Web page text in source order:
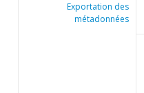
Exportation des
métadonnées